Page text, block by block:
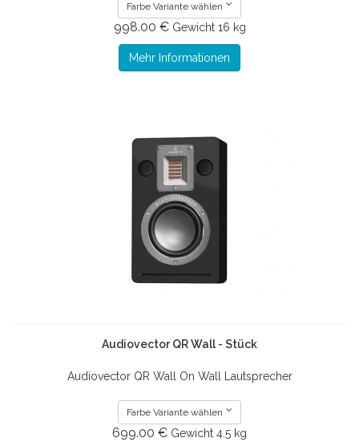
Farbe Variante wählen
998.00 € Gewicht 16 kg
Mehr Informationen
Audiovector QR Wall - Stück
Audiovector QR Wall On Wall Lautsprecher
Farbe Variante wählen
699.00 € Gewicht 4.5 kg